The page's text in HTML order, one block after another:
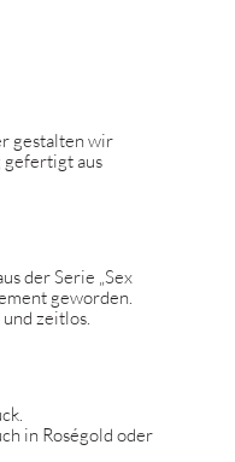
gestalten wir
gefertigt aus
der Serie „Sex
geworden.
zeitlos.
in Roségold oder